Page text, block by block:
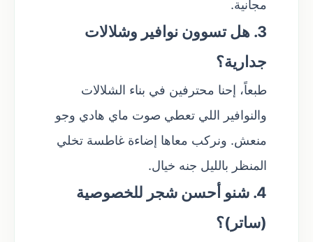
مجانية.
3. هل تسوون نوافير وشلالات
جدارية؟
طبعاً، إحنا محترفين في بناء الشلالات
والنوافير اللي تعطي صوت ماي هادي وجو
منعش. ونركب معاها إضاءة غاطسة تخلي
المنظر بالليل جنه خيال.
4. شنو أحسن شجر للخصوصية
(ساتر)؟